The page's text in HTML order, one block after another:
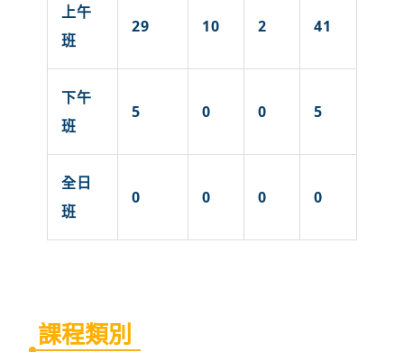
上午
班
29 10 2 41
下午
班
5 0 0 5
全日
班
0 0 0 0
課程類別